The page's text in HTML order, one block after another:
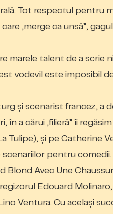
Tot respectul pentru
„merge ca unsă”,
marele talent de a scrie
vodevil este imposibil
şi scenarist francez, a
în a cărui „filieră” îi
Tulipe), şi pe Catherine
scenariilor pentru
Blond Avec Une
Edouard
Ventura. Cu acelaşi